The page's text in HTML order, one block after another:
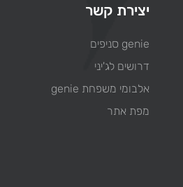
יצירת קשר
genie סניפים
דרושים לג'יני
אלבומי משפחת genie
מפת אתר